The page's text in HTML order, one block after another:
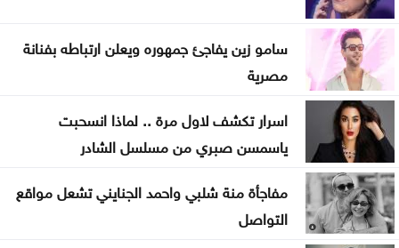
سامو زين يفاجئ جمهوره ويعلن ارتباطه بفنانة
مصرية
اسرار تكشف لاول مرة .. لماذا انسحبت
ياسمسن صبري من مسلسل الشادر
مفاجأة منة شلبي واحمد الجنايني تشعل مواقع
التواصل